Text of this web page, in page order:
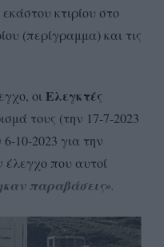
κτιρίου στο
(περίγραμμα) και τις
οι Ελεγκτές
τους (την 17-7-2023
10-2023 για την
έλεγχο που αυτοί
παραβάσεις».